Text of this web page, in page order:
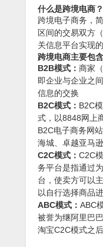
什么是跨境电商？
跨境电子商务，
区间的交易双方
关信息平台实现
跨境电商主要包
B2B模式： 商家
即企业与企业之
信息的交换
B2C模式： B2C
式，以8848网上
B2C电子商务网
海城、卓越亚马
C2C模式： C2C
务平台是指通过
台，使卖方可以
以自行选择商品进
ABC模式： ABC
被誉为继阿里巴
淘宝C2C模式之